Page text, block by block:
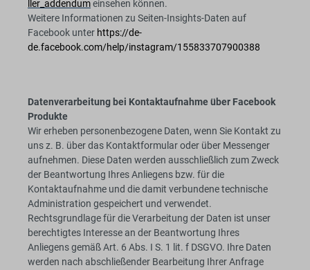
ller_addendumeinsehen können.
Weitere Informationen zu Seiten-Insights-Daten auf
Facebook unter https://de-
de.facebook.com/help/instagram/155833707900388
Datenverarbeitung bei Kontaktaufnahme über Facebook
Produkte
Wir erheben personenbezogene Daten, wenn Sie Kontakt zu
uns z. B. über das Kontaktformular oder über Messenger
aufnehmen. Diese Daten werden ausschließlich zum Zweck
der Beantwortung Ihres Anliegens bzw. für die
Kontaktaufnahme und die damit verbundene technische
Administration gespeichert und verwendet.
Rechtsgrundlage für die Verarbeitung der Daten ist unser
berechtigtes Interesse an der Beantwortung Ihres
Anliegens gemäß Art. 6 Abs. I S. 1 lit. f DSGVO. Ihre Daten
werden nach abschließender Bearbeitung Ihrer Anfrage